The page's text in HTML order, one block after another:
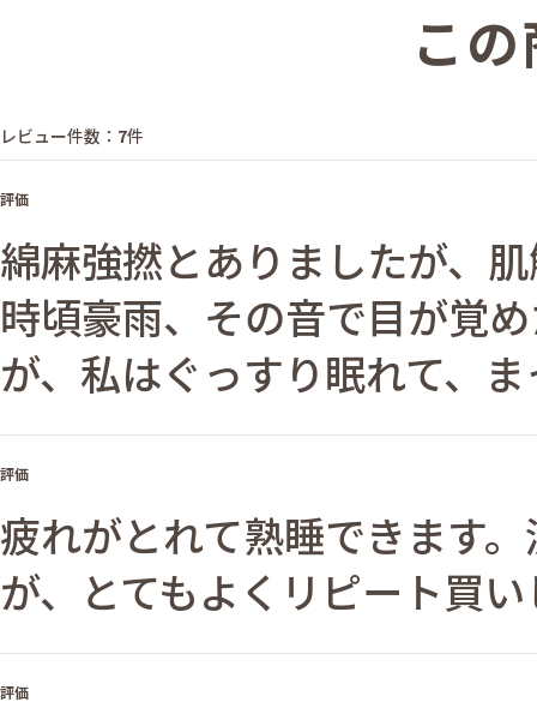
こ
レビュー件数： 7件
評価
綿麻強撚とありましたが、
時頃豪雨、その音で目が覚
が、私はぐっすり眠れて、
評価
疲れがとれて熟睡できます
が、とてもよくリピート買
評価